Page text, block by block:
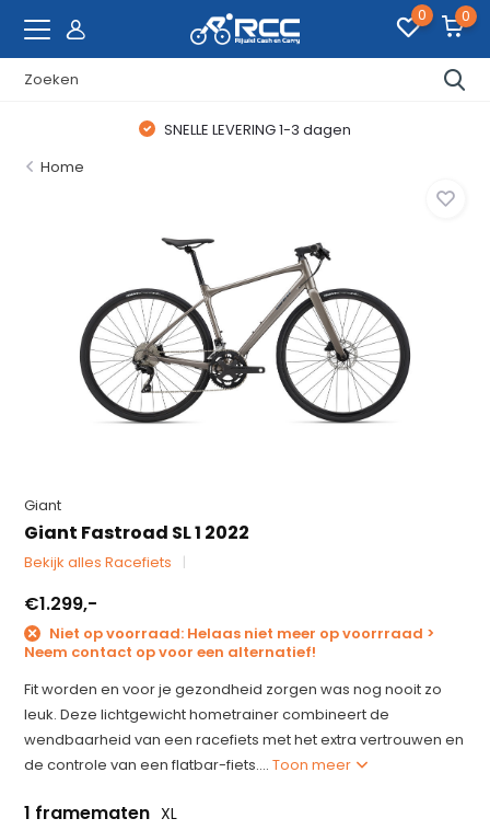
0 0
SNELLE LEVERING 1-3 dagen
Home
Giant
Giant Fastroad SL 1 2022
Bekijk alles Racefiets
€1.299,-
Niet op voorraad: Helaas niet meer op voorrraad >
Neem contact op voor een alternatief!
Fit worden en voor je gezondheid zorgen was nog nooit zo
leuk. Deze lichtgewicht hometrainer combineert de
wendbaarheid van een racefiets met het extra vertrouwen en
de controle van een flatbar-fiets....Toon meer
1 framematen XL